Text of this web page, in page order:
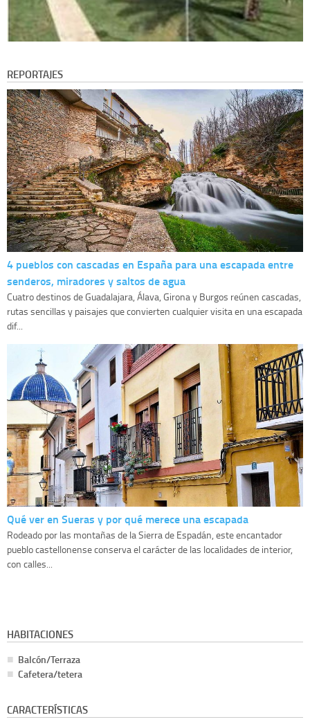
REPORTAJES
4 pueblos con cascadas en España para una escapada entre
senderos, miradores y saltos de agua
Cuatro destinos de Guadalajara, Álava, Girona y Burgos reúnen cascadas,
rutas sencillas y paisajes que convierten cualquier visita en una escapada
dif...
Qué ver en Sueras y por qué merece una escapada
Rodeado por las montañas de la Sierra de Espadán, este encantador
pueblo castellonense conserva el carácter de las localidades de interior,
con calles...
HABITACIONES
Balcón/Terraza
Cafetera/tetera
CARACTERÍSTICAS